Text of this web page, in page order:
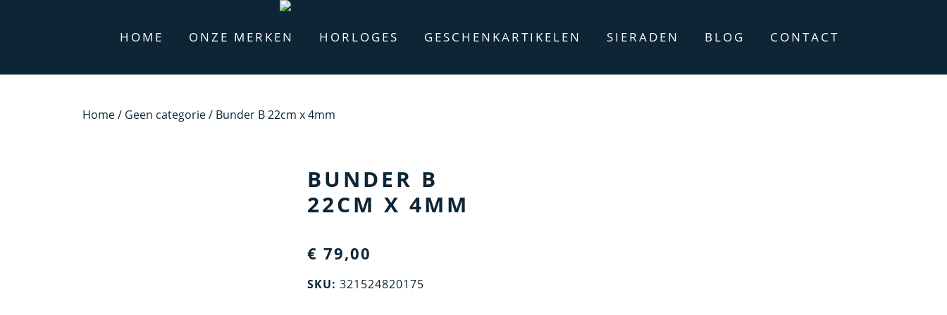
HOME ONZE MERKEN HORLOGES GESCHENKARTIKELEN SIERADEN BLOG CONTACT
Home/ Geen categorie/ Bunder B 22cm x 4mm
BUNDER B
22CM X 4MM
€ 79,00
SKU:321524820175